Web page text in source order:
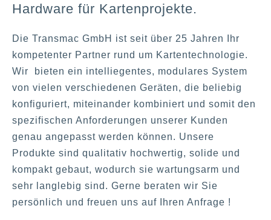
Hardware für Kartenprojekte.
Die Transmac GmbH ist seit über 25 Jahren Ihr
kompetenter Partner rund um Kartentechnologie.
Wir bieten ein intelliegentes, modulares System
von vielen verschiedenen Geräten, die beliebig
konfiguriert, miteinander kombiniert und somit den
spezifischen Anforderungen unserer Kunden
genau angepasst werden können. Unsere
Produkte sind qualitativ hochwertig, solide und
kompakt gebaut, wodurch sie wartungsarm und
sehr langlebig sind. Gerne beraten wir Sie
persönlich und freuen uns auf Ihren Anfrage !